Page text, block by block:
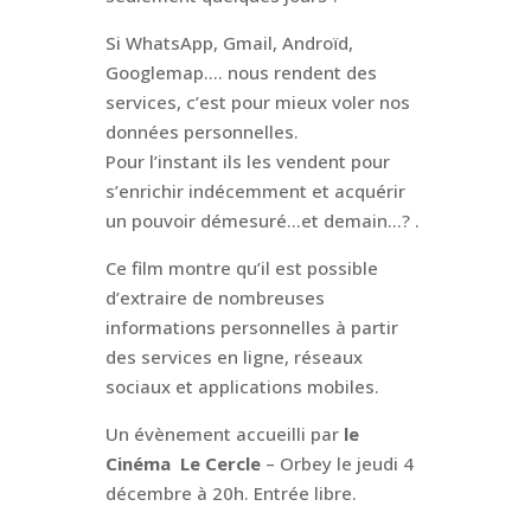
Si WhatsApp, Gmail, Androïd,
Googlemap…. nous rendent des
services, c’est pour mieux voler nos
données personnelles.
Pour l’instant ils les vendent pour
s’enrichir indécemment et acquérir
un pouvoir démesuré…et demain…? .
Ce film montre qu’il est possible
d’extraire de nombreuses
informations personnelles à partir
des services en ligne, réseaux
sociaux et applications mobiles.
Un évènement accueilli par le
Cinéma Le Cercle – Orbey le jeudi 4
décembre à 20h. Entrée libre.